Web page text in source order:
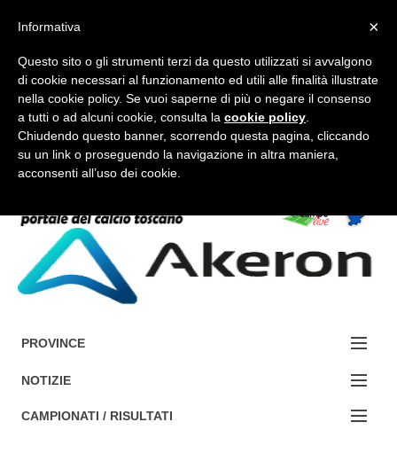
FORUM-ACCEDI
Accedi / Registrati
PROVINCE
EDIZIONE:
AREZZO
NOTIZIE
NOTIZIE:
CAMPIONATI / RISULTATI
×
Informativa
Questo sito o gli strumenti terzi da questo utilizzati si avvalgono
di cookie necessari al funzionamento ed utili alle finalità illustrate
nella cookie policy. Se vuoi saperne di più o negare il consenso
a tutti o ad alcuni cookie, consulta la cookie policy
Chiudendo questo banner, scorrendo questa pagina, cliccando
su un link o proseguendo la navigazione in altra maniera,
acconsenti all’uso dei cookie.